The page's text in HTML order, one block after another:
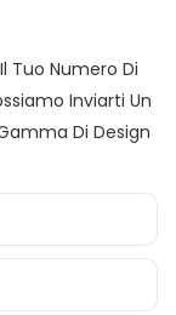
Tuo Numero Di
Inviarti Un
Di Design